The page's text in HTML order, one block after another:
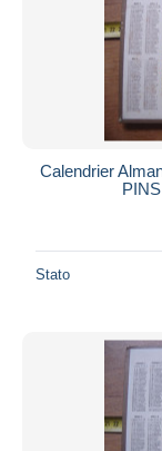
Calendrier
Stato